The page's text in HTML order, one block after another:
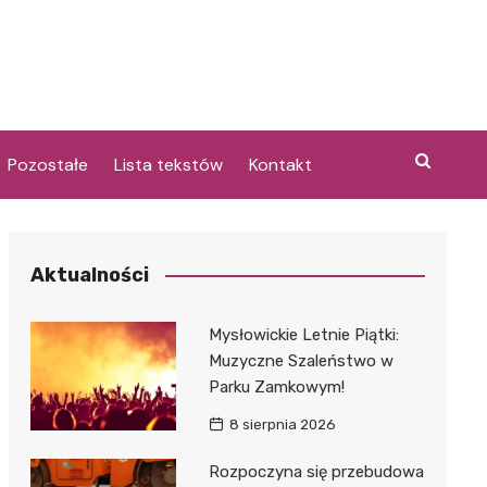
Pozostałe Lista tekstów Kontakt
Aktualności
Mysłowickie Letnie Piątki:
Muzyczne Szaleństwo w
Parku Zamkowym!
8 sierpnia 2026
Rozpoczyna się przebudowa